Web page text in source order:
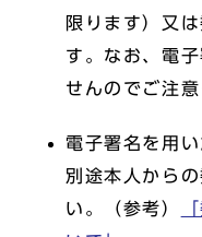
限ります）又
す。なお、電
せんのでご注意
電子署名を用
別途本人から
い。（参考）